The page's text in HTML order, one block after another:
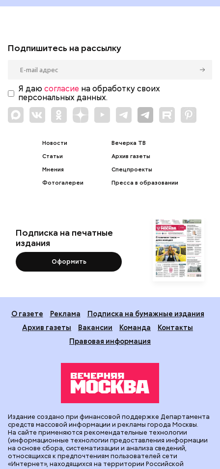
Подпишитесь на рассылку
Я даю согласие на обработку своих
персональных данных.
Новости
Статьи
Мнения
Фотогалереи
Вечерка ТВ
Архив газеты
Спецпроекты
Пресса в образовании
Подписка на печатные
издания
Оформить
О газете Реклама
Подписка на бумажные издания
Архив газеты
Вакансии Команда
Контакты
Правовая информация
Издание создано при финансовой поддержке Департамента
средств массовой информации и рекламы города Москвы.
На сайте применяются рекомендательные технологии
(информационные технологии предоставления информации
на основе сбора, систематизации и анализа сведений,
относящихся к предпочтениям пользователей сети
«Интернет», находящихся на территории Российской